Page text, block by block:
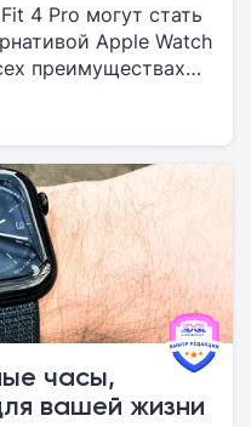
4 Pro могут стать
Apple Watch
преимуществах
часы,
вашей жизни